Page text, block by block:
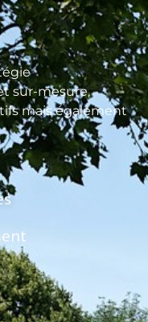
sur-mesure,
mais également